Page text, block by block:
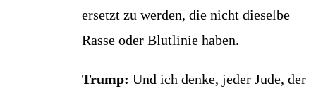
ersetzt zu wer­den, die nicht die­sel­be
Ras­se oder Blut­li­nie haben.
Trump: Und ich den­ke, jeder Jude, der